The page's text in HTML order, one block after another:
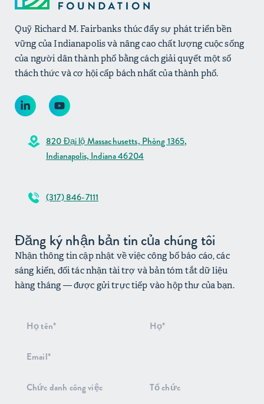
Quỹ Richard M. Fairbanks thúc đẩy sự phát triển bền
vững của Indianapolis và nâng cao chất lượng cuộc sống
của người dân thành phố bằng cách giải quyết một số
thách thức và cơ hội cấp bách nhất của thành phố.
820 Đại lộ Massachusetts, Phòng 1365,
Indianapolis, Indiana 46204
(317) 846-7111
Đăng ký nhận bản tin của chúng tôi
Nhận thông tin cập nhật về việc công bố báo cáo, các
sáng kiến, đối tác nhận tài trợ và bản tóm tắt dữ liệu
hàng tháng — được gửi trực tiếp vào hộp thư của bạn.
Đăng
nhận